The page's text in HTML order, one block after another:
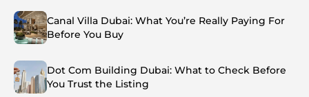
Canal Villa Dubai: What You’re Really Paying For
Before You Buy
Dot Com Building Dubai: What to Check Before
You Trust the Listing